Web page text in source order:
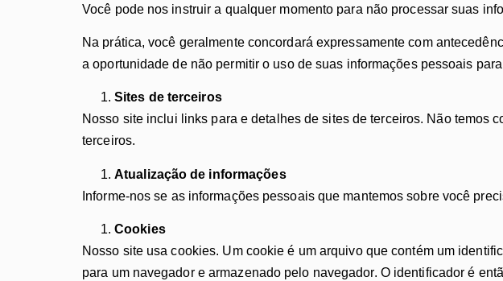
Você pode nos instruir a qualquer momento para não processar suas
Na prática, você geralmente concordará expressamente com
a oportunidade de não permitir o uso de suas informações pessoais
Sites de terceiros
Nosso site inclui links para e detalhes de sites de terceiros. Não temos
terceiros.
Atualização de informações
Informe-nos se as informações pessoais que mantemos sobre você
Cookies
Nosso site usa cookies. Um cookie é um arquivo que contém um
para um navegador e armazenado pelo navegador. O identificador é